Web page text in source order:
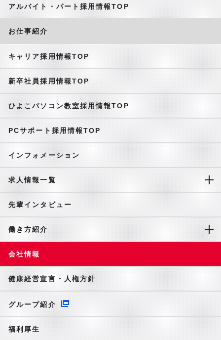
アルバイト・パート採用情報TOP
お仕事紹介
キャリア採用情報TOP
新卒社員採用情報TOP
ひよこパソコン教室採用情報TOP
PCサポート採用情報TOP
インフォメーション
求人情報一覧
先輩インタビュー
働き方紹介
会社情報
健康経営宣言・人権方針
グループ紹介
福利厚生